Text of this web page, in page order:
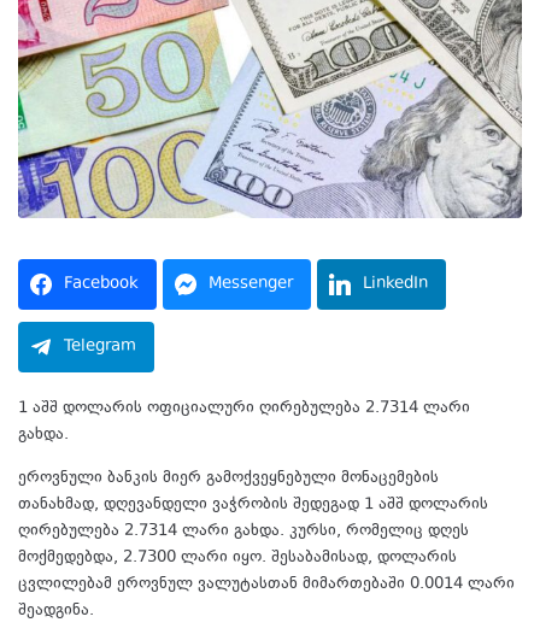
Facebook Messenger LinkedIn
Telegram
1 აშშ დოლარის ოფიციალური ღირებულება 2.7314 ლარი
გახდა.
ეროვნული ბანკის მიერ გამოქვეყნებული მონაცემების
თანახმად, დღევანდელი ვაჭრობის შედეგად 1 აშშ დოლარის
ღირებულება 2.7314 ლარი გახდა. კურსი, რომელიც დღეს
მოქმედებდა, 2.7300 ლარი იყო. შესაბამისად, დოლარის
ცვლილებამ ეროვნულ ვალუტასთან მიმართებაში 0.0014 ლარი
შეადგინა.